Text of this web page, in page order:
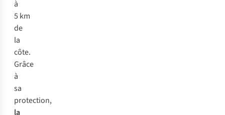
à
5 km
de
la
côte.
Grâce
à
sa
protection,
la